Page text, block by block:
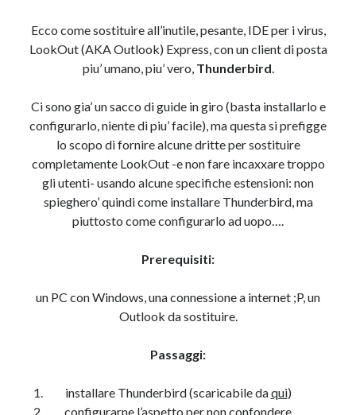
Grazie a
Ecco come sostituire all’inutile, pesante, IDE per i virus,
LookOut (AKA Outlook) Express, con un client di posta
piu’ umano, piu’ vero, Thunderbird.
Ci sono gia’ un sacco di guide in giro (basta installarlo e
configurarlo, niente di piu’ facile), ma questa si prefigge
lo scopo di fornire alcune dritte per sostituire
completamente LookOut -e non fare incaxxare troppo
gli utenti- usando alcune specifiche estensioni: non
spieghero’ quindi come installare Thunderbird, ma
piuttosto come configurarlo ad uopo….
Prerequisiti:
un PC con Windows, una connessione a internet ;P, un
Outlook da sostituire.
Passaggi:
installare Thunderbird (scaricabile daqui)
configurarne l’aspetto per non confondere